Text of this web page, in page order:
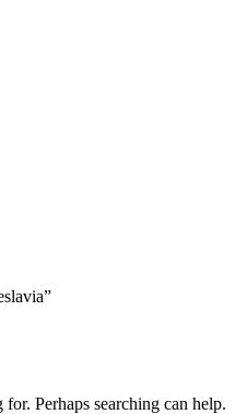
Perhaps searching can help.